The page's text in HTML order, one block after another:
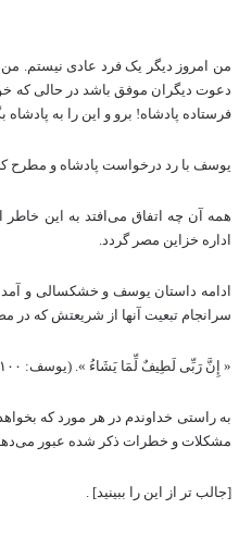
من امروز دیگر یک فرد عادی نیستم. من
دعوت دیگران موفق باشد در حالی که
فرستاده پادشاه! برو و این را به پادشاه
یوسف با رد درخواست پادشاه و مطرح
همه آن چه اتفاق می‌­افتد به این
اداره خزاین مصر گردد.
ادامه داستان یوسف و خشکسالی و
سرانجام تبعیت آن­ها از شریعتش که در
« إِنَّ رَبِّی لَطِیفٌ لِّمَا یَشَاءُ ». (یوسف: ۱۰۰)
به راستی خداوندم در هر مورد که
مشکلات و خطرات ذکر شده عبور می‌­دهد،
[جالب تر از این را ببینید] .